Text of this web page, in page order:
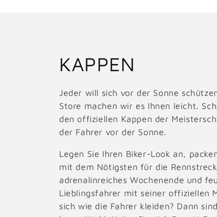
K
a
t
e
g
o
KAPPEN
Jeder will sich vor der Sonne
Store machen wir es Ihnen leicht.
den offiziellen Kappen der
der Fahrer vor der Sonne.
Legen Sie Ihren Biker-Look an,
mit dem Nötigsten für die
adrenalinreiches Wochenende und
Lieblingsfahrer mit seiner offiziellen
sich wie die Fahrer kleiden? Dann